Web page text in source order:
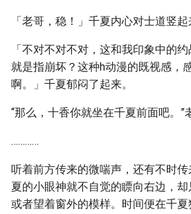
「老哥，稳！」千夏内心对士道竖起
「不对不对不对，这和我印象中的
就是指崩坏？这种h动漫的既视感，
啊。」千夏郁闷了起来。
“那么，十香你就坐在千夏前面吧。”
…………
听着前方传来的微喘声，还有不时
夏的小眼神就不自觉的瞟向右边，
或者望着窗外的模样。时间便在千